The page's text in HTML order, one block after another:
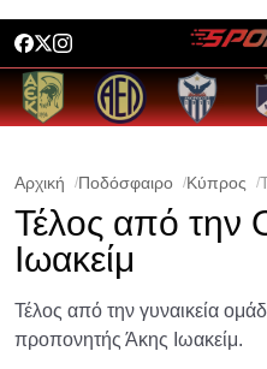
Αρχική Ποδόσφαιρο Κύπρος
Τέλος από την
Ιωακείμ
Τέλος από την γυναικεία
προπονητής Άκης Ιωακείμ.